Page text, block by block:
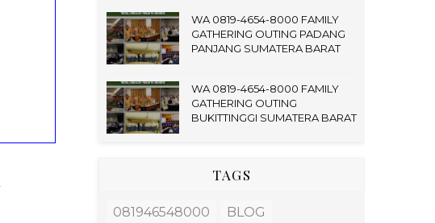
WA 0819-4654-8000 FAMILY
GATHERING OUTING PADANG
PANJANG SUMATERA BARAT
WA 0819-4654-8000 FAMILY
GATHERING OUTING
BUKITTINGGI SUMATERA BARAT
TAGS
081946548000
BLOG